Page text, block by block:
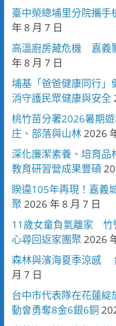
臺中榮總埔里分院攜
年 8 月 7 日
高溫廚房藏危機 嘉義
年 8 月 7 日
埔基「爸爸健康同行
消守護民眾健康與安全
桃竹苗分署2026暑期
庄、部落與山林2026
深化廉潔素養、培育
教育研習營成果豐碩
睽違105年再現！嘉義
聚 2026 年 8 月 7 日
11歲女童負氣離家 竹
心尋回返家團聚 2026
森林與濱海夏季涼感
月 7 日
台中市代表隊在花蓮
動會勇奪8金6銀6銅